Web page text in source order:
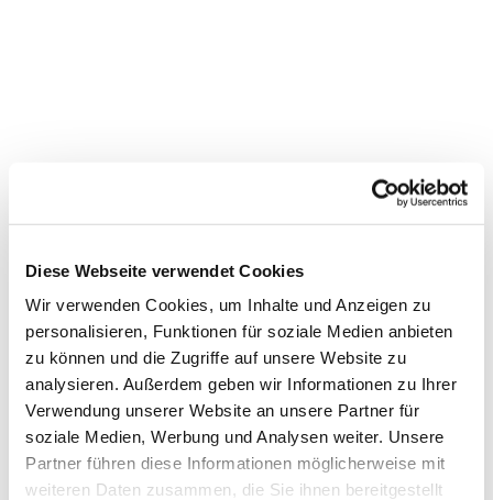
Diese Webseite verwendet Cookies
Wir verwenden Cookies, um Inhalte und Anzeigen zu
personalisieren, Funktionen für soziale Medien anbieten
zu können und die Zugriffe auf unsere Website zu
analysieren. Außerdem geben wir Informationen zu Ihrer
Verwendung unserer Website an unsere Partner für
soziale Medien, Werbung und Analysen weiter. Unsere
Partner führen diese Informationen möglicherweise mit
weiteren Daten zusammen, die Sie ihnen bereitgestellt
Dies könnte Sie auch
interessieren